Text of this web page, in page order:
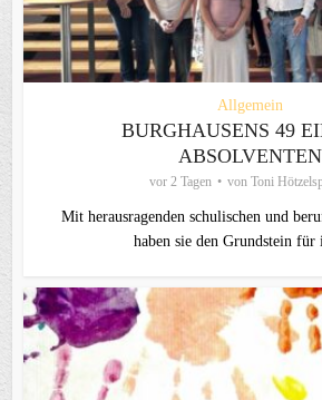
Allgemein
BURGHAUSENS 49
ABSOLVENTEN
vor 2 Tagen von Toni
Mit herausragenden schulischen und
haben sie den Grundstein für